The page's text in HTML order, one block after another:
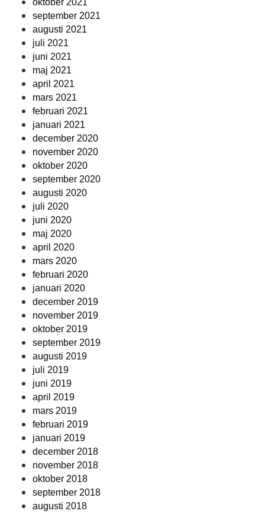
oktober 2021
september 2021
augusti 2021
juli 2021
juni 2021
maj 2021
april 2021
mars 2021
februari 2021
januari 2021
december 2020
november 2020
oktober 2020
september 2020
augusti 2020
juli 2020
juni 2020
maj 2020
april 2020
mars 2020
februari 2020
januari 2020
december 2019
november 2019
oktober 2019
september 2019
augusti 2019
juli 2019
juni 2019
april 2019
mars 2019
februari 2019
januari 2019
december 2018
november 2018
oktober 2018
september 2018
augusti 2018